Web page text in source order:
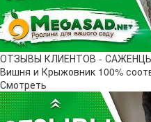
ОТЗЫВЫ КЛИЕНТОВ - САЖЕНЦЫ
Вишня и Крыжовник 100%
Смотреть